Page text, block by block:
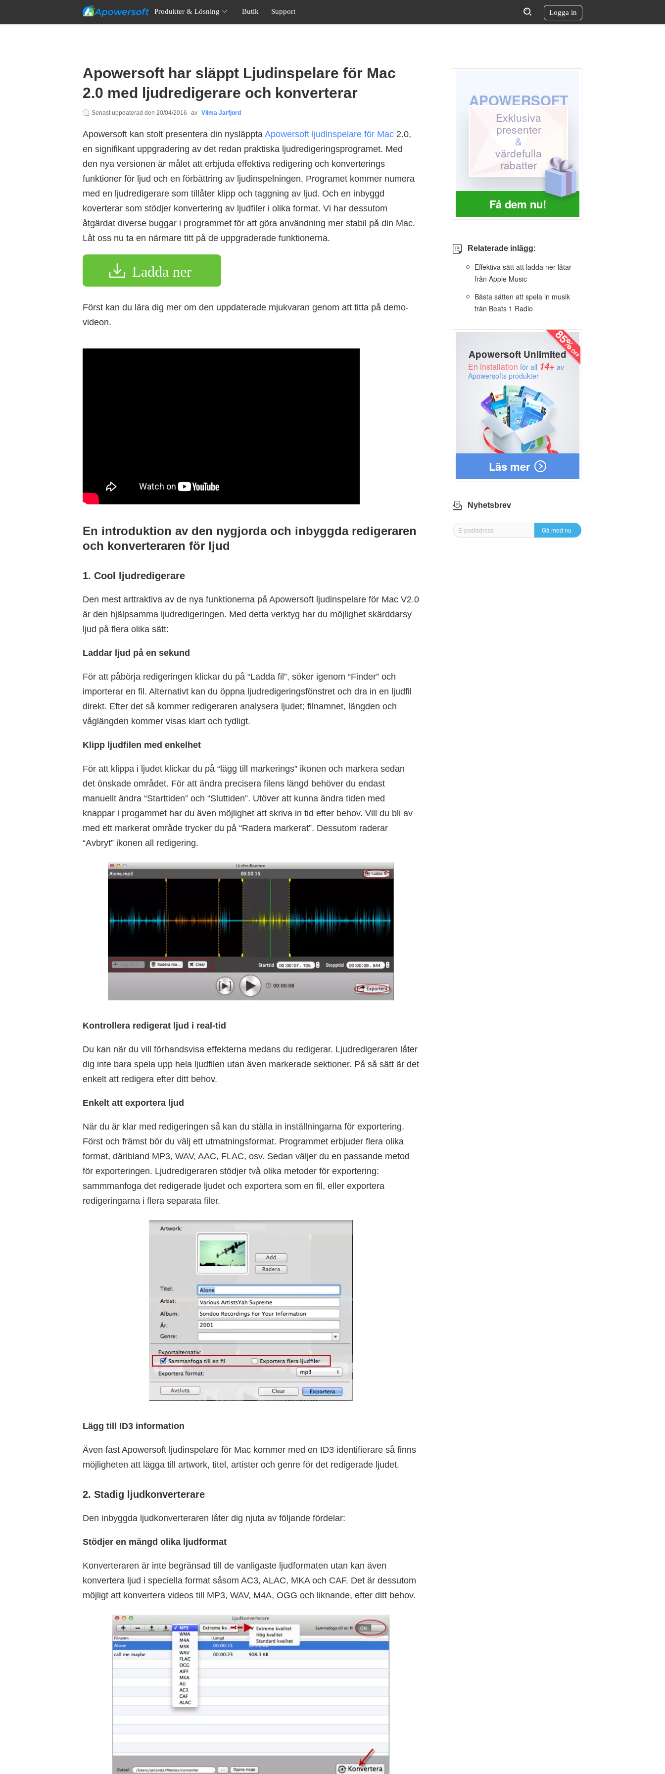
Produkter & Lösning Butik Support Logga in
Apowersoft har släppt Ljudinspelare för Mac
2.0 med ljudredigerare och konverterar
Senast uppdaterad den 20/04/2016 av Vilma Jarfjord
Apowersoft kan stolt presentera din nysläppta Apowersoft ljudinspelare för Mac 2.0,
en signifikant uppgradering av det redan praktiska ljudredigeringsprogramet. Med
den nya versionen är målet att erbjuda effektiva redigering och konverterings
funktioner för ljud och en förbättring av ljudinspelningen. Programet kommer numera
med en ljudredigerare som tillåter klipp och taggning av ljud. Och en inbyggd
koverterar som stödjer konvertering av ljudfiler i olika format. Vi har dessutom
åtgärdat diverse buggar i programmet för att göra användning mer stabil på din Mac.
Låt oss nu ta en närmare titt på de uppgraderade funktionerna.
Ladda ner
Först kan du lära dig mer om den uppdaterade mjukvaran genom att titta på demo-
videon.
En introduktion av den nygjorda och inbyggda redigeraren
och konverteraren för ljud
1. Cool ljudredigerare
Den mest arttraktiva av de nya funktionerna på Apowersoft ljudinspelare för Mac V2.0
är den hjälpsamma ljudredigeringen. Med detta verktyg har du möjlighet skärddarsy
ljud på flera olika sätt:
Laddar ljud på en sekund
För att påbörja redigeringen klickar du på “Ladda fil”, söker igenom “Finder” och
importerar en fil. Alternativt kan du öppna ljudredigeringsfönstret och dra in en ljudfil
direkt. Efter det så kommer redigeraren analysera ljudet; filnamnet, längden och
våglängden kommer visas klart och tydligt.
Klipp ljudfilen med enkelhet
För att klippa i ljudet klickar du på “lägg till markerings” ikonen och markera sedan
det önskade området. För att ändra precisera filens längd behöver du endast
manuellt ändra “Starttiden” och “Sluttiden”. Utöver att kunna ändra tiden med
knappar i progammet har du även möjlighet att skriva in tid efter behov. Vill du bli av
med ett markerat område trycker du på “Radera markerat”. Dessutom raderar
“Avbryt” ikonen all redigering.
Kontrollera redigerat ljud i real-tid
Du kan när du vill förhandsvisa effekterna medans du redigerar. Ljudredigeraren låter
dig inte bara spela upp hela ljudfilen utan även markerade sektioner. På så sätt är det
enkelt att redigera efter ditt behov.
Enkelt att exportera ljud
När du är klar med redigeringen så kan du ställa in inställningarna för exportering.
Först och främst bör du välj ett utmatningsformat. Programmet erbjuder flera olika
format, däribland MP3, WAV, AAC, FLAC, osv. Sedan väljer du en passande metod
för exporteringen. Ljudredigeraren stödjer två olika metoder för exportering:
sammmanfoga det redigerade ljudet och exportera som en fil, eller exportera
redigeringarna i flera separata filer.
Lägg till ID3 information
Även fast Apowersoft ljudinspelare för Mac kommer med en ID3 identifierare så finns
möjligheten att lägga till artwork, titel, artister och genre för det redigerade ljudet.
2. Stadig ljudkonverterare
Den inbyggda ljudkonverteraren låter dig njuta av följande fördelar:
Stödjer en mängd olika ljudformat
Konverteraren är inte begränsad till de vanligaste ljudformaten utan kan även
konvertera ljud i speciella format såsom AC3, ALAC, MKA och CAF. Det är dessutom
möjligt att konvertera videos till MP3, WAV, M4A, OGG och liknande, efter ditt behov.
Få dem nu!
APOWERSOFT
Exklusiva
presenter
&
värdefulla
rabatter
Relaterade inlägg:
Effektiva sätt att ladda ner låtar
från Apple Music
Bästa sätten att spela in musik
från Beats 1 Radio
Läs mer
Apowersoft Unlimited
En installation för all 14+ av
Apowersofts produkter
Nyhetsbrev
Gå med nu